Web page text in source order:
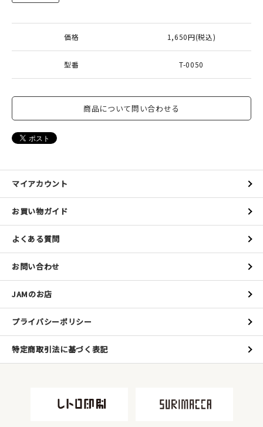
価格 1,650円(税込)
型番 T-0050
商品について問い合わせる
マイアカウント
お買い物ガイド
よくある質問
お問い合わせ
JAMのお店
プライバシーポリシー
特定商取引法に基づく表記